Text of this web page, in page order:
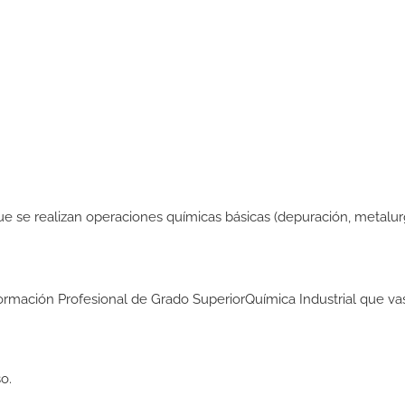
realizan operaciones químicas básicas (depuración,
Profesional de Grado SuperiorQuímica Industrial que